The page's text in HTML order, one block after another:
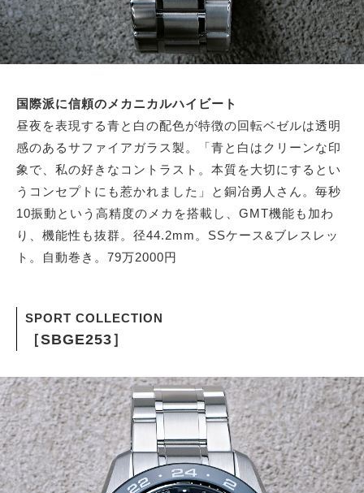
国際派に信頼のメカニカルハイビート
昼夜を表現する青と白の配色が特徴の回転ベゼルは透明
感のあるサファイアガラス製。「青と白はクリーンな印
象で、私の好きなコントラスト。本質を大切にするとい
うコンセプトにも惹かれました」と銅冶勇人さん。毎秒
10振動という高精度のメカを搭載し、GMT機能も加わ
り、機能性も抜群。径44.2mm。SSケース&ブレスレッ
ト。自動巻き。79万2000円
SPORT COLLECTION
［SBGE253］